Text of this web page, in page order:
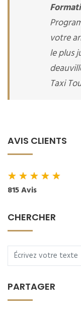
votre
le plus
Taxi
AVIS CLIENTS
★★★★★
815 Avis
CHERCHER
PARTAGER